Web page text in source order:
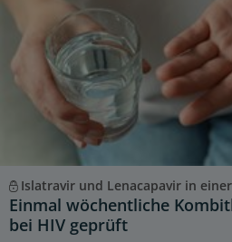
Islatravir und Lenacapavir in
Einmal wöchentliche
bei HIV geprüft